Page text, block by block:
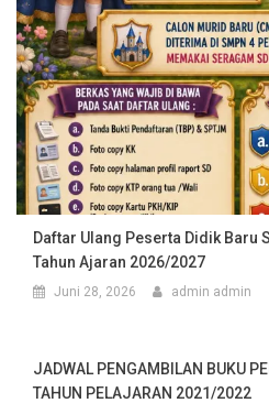
Daftar Ulang Peserta Didik Baru
Tahun Ajaran 2026/2027
Juni 28, 2026 admin admin
JADWAL PENGAMBILAN BUKU
TAHUN PELAJARAN 2021/2022